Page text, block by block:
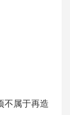
不属于再造